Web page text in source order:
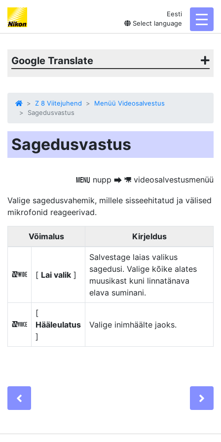
Eesti
Select language
Google Translate
Z 8 Viitejuhend
Menüü Videosalvestus
Sagedusvastus
Sagedusvastus
G nupp U 1 videosalvestusmenüü
Valige sagedusvahemik, millele sisseehitatud ja välised
mikrofonid reageerivad.
Võimalus Kirjeldus
S [ Lai valik ]
Salvestage laias valikus
sagedusi. Valige kõike alates
muusikast kuni linnatänava
elava suminani.
T
[
Hääleulatus
]
Valige inimhäälte jaoks.